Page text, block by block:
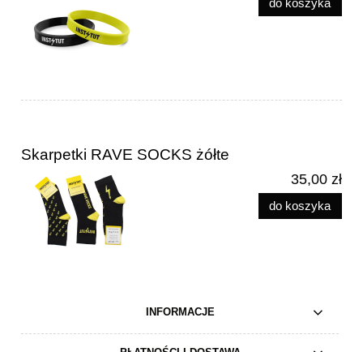
do koszyka
Skarpetki RAVE SOCKS żółte
35,00 zł
do koszyka
INFORMACJE